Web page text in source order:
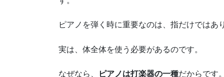
ピアノを弾く時に重要なのは、指だけではあ
実は、体全体を使う必要があるのです。
なぜなら、 ピアノは打楽器の一種だからです。